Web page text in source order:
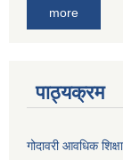
more
पाठ्यक्रम
गोदावरी आवधिक